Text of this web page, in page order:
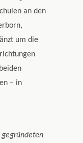
an den
um die
– in